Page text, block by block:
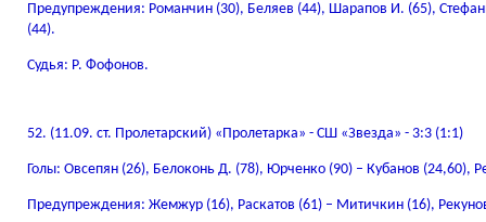
Предупреждения: Романчин (30), Беляев (44), Шарапов И. (65),
(44).
Судья: Р. Фофонов.
52. (11.09. ст. Пролетарский) «Пролетарка» - СШ «Звезда» - 3:3 (1:1)
Голы: Овсепян (26), Белоконь Д. (78), Юрченко (90) – Кубанов (24,60),
Предупреждения: Жемжур (16), Раскатов (61) – Митичкин (16),